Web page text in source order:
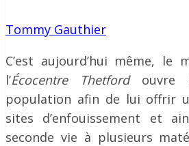
Tommy Gauthier
C’est aujourd’hui même, le
l’Écocentre Thetford ouvre
population afin de lui offrir
sites d’enfouissement et
seconde vie à plusieurs